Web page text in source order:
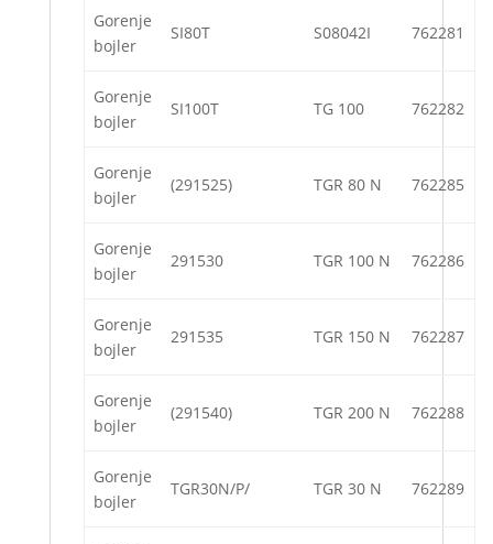
Gorenje
bojler
SI80T S08042I 762281
Gorenje
bojler
SI100T TG 100 762282
Gorenje
bojler
(291525) TGR 80 N 762285
Gorenje
bojler
291530 TGR 100 N 762286
Gorenje
bojler
291535 TGR 150 N 762287
Gorenje
bojler
(291540) TGR 200 N 762288
Gorenje
bojler
TGR30N/P/ TGR 30 N 762289